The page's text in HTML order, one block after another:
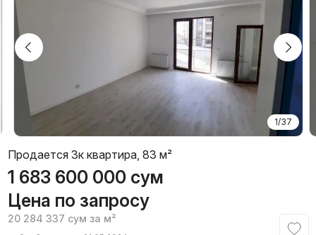
1/37
Продается 3к квартира, 83 м²
1 683 600 000 сум
Цена по запросу
20 284 337 сум за м²